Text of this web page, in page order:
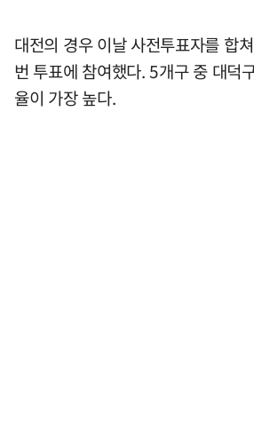
대전의 경우 이날 사전투표자를 합
번 투표에 참여했다. 5개구 중 대덕
율이 가장 높다.